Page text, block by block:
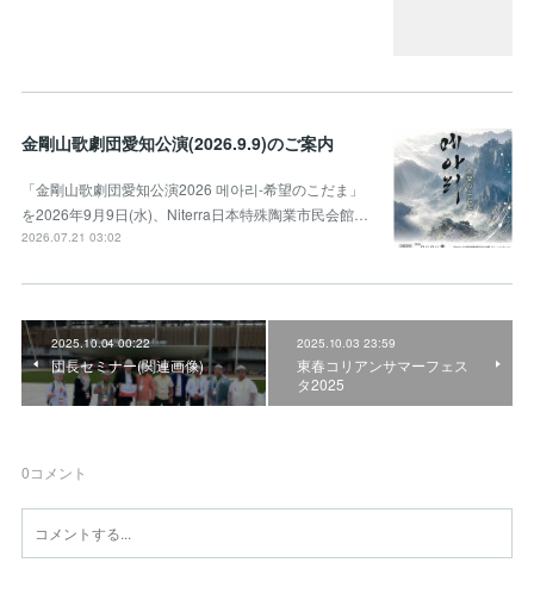
金剛山歌劇団愛知公演(2026.9.9)のご案内
「金剛山歌劇団愛知公演2026 메아리-希望のこだま」
を2026年9月9日(水)、Niterra日本特殊陶業市民会館…
2026.07.21 03:02
2025.10.04 00:22
団長セミナー(関連画像)
2025.10.03 23:59
東春コリアンサマーフェス
タ2025
0コメント